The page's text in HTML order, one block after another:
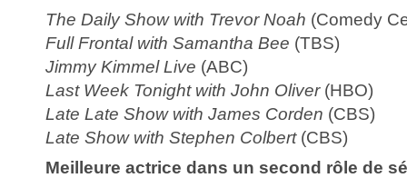
The Daily Show with Trevor Noah (Comedy
Full Frontal with Samantha Bee (TBS)
Jimmy Kimmel Live (ABC)
Last Week Tonight with John Oliver (HBO)
Late Late Show with James Corden (CBS)
Late Show with Stephen Colbert(CBS)
Meilleure actrice dans un second rôle de